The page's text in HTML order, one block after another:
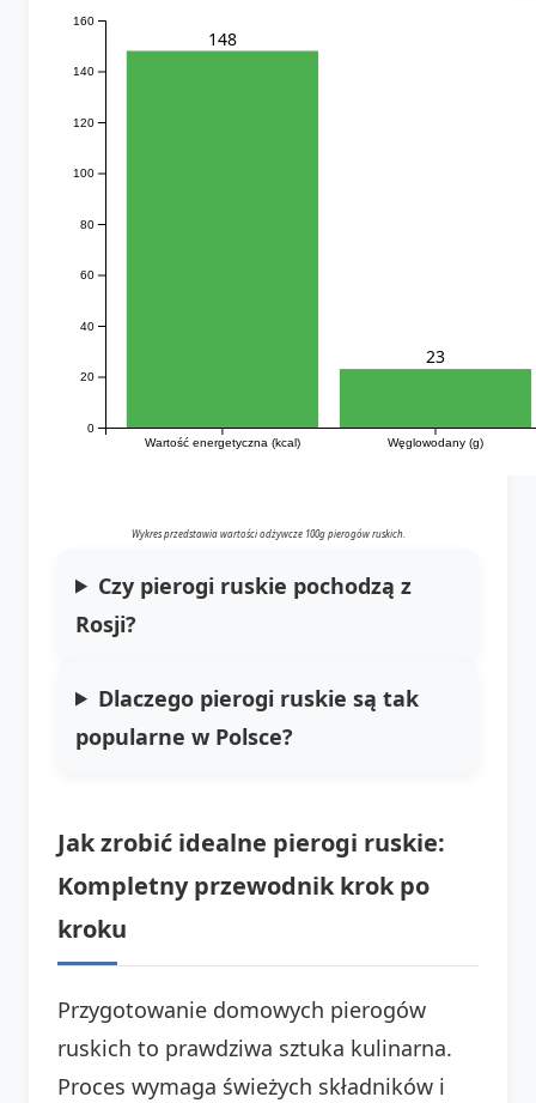
Wartość energetyczna (kcal) Węglowodany (g)
0
20
40
60
80
100
120
140
160
148
23
Wykres przedstawia wartości odżywcze 100g pierogów ruskich.
Czy pierogi ruskie pochodzą z
Rosji?
Dlaczego pierogi ruskie są tak
popularne w Polsce?
Jak zrobić idealne pierogi ruskie:
Kompletny przewodnik krok po
kroku
Przygotowanie domowych pierogów
ruskich to prawdziwa sztuka kulinarna.
Proces wymaga świeżych składników i